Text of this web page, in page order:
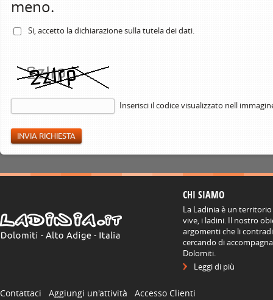
meno.
Si, accetto ladichiarazionesulla tutela dei dati.
Inserisci il codice visualizzato nell
CHI SIAMO
La Ladinia è un
vive, i ladini. Il nostro
argomenti che li
cercando di
Dolomiti.
Leggi di più
Contattaci Aggiungi un'attività Accesso Clienti